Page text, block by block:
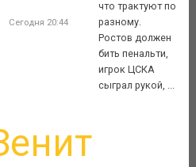
Сегодня 20:44
что трактуют по
разному.
Ростов должен
бить пенальти,
игрок ЦСКА
сыграл рукой, ...